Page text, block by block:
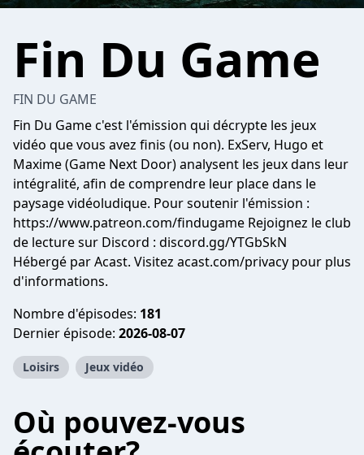
Fin Du Game
FIN DU GAME
Fin Du Game c'est l'émission qui décrypte les jeux
vidéo que vous avez finis (ou non). ExServ, Hugo et
Maxime (Game Next Door) analysent les jeux dans leur
intégralité, afin de comprendre leur place dans le
paysage vidéoludique. Pour soutenir l'émission :
https://www.patreon.com/findugame Rejoignez le club
de lecture sur Discord : discord.gg/YTGbSkN
Hébergé par Acast. Visitez acast.com/privacy pour plus
d'informations.
Nombre d'épisodes: 181
Dernier épisode: 2026-08-07
Loisirs Jeux vidéo
Où pouvez-vous